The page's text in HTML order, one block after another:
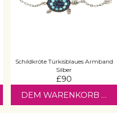
Schildkröte Türkisblaues Armband
Silber
£90
DEM WARENKORB